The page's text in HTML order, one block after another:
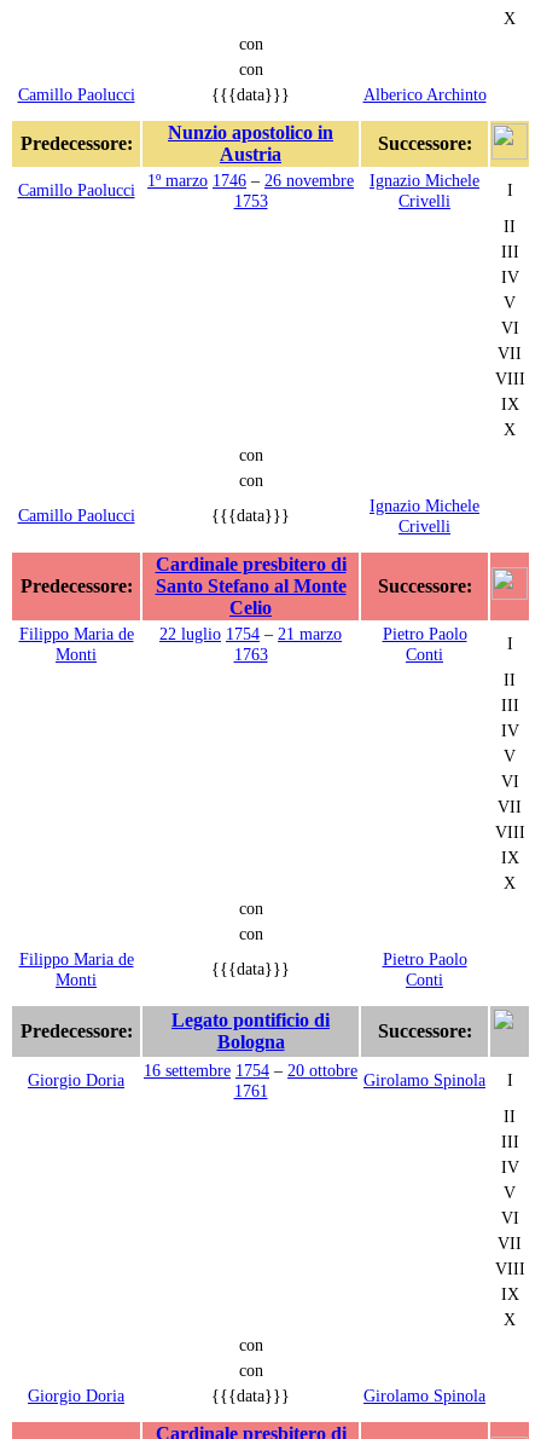
X
con
con
Camillo Paolucci
{{{data}}} Alberico Archinto
Predecessore:
Nunzio apostolico in
Austria
Successore:
Camillo Paolucci 1º marzo 1746 – 26 novembre
1753
Ignazio Michele
Crivelli
I
II
III
IV
V
VI
VII
VIII
IX
X
con
con
Camillo Paolucci
{{{data}}}
Ignazio Michele
Crivelli
Predecessore:
Cardinale presbitero di
Santo Stefano al Monte
Celio
Successore:
Filippo Maria de
Monti
22 luglio 1754 – 21 marzo
1763
Pietro Paolo
Conti
I
II
III
IV
V
VI
VII
VIII
IX
X
con
con
Filippo Maria de
Monti
{{{data}}}
Pietro Paolo
Conti
Predecessore:
Legato pontificio di
Bologna
Successore:
Giorgio Doria 16 settembre 1754 – 20 ottobre
1761
Girolamo Spinola
I
II
III
IV
V
VI
VII
VIII
IX
X
con
con
Giorgio Doria
{{{data}}} Girolamo Spinola
Cardinale presbitero di